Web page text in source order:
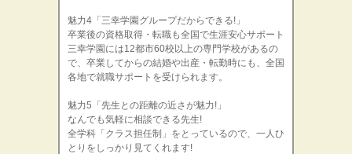
魅力4「三幸学園グループだからできる!」
卒業後の資格取得・転職も全国で生涯安心サポート
三幸学園には12都市60校以上の専門学校があるの
で、卒業してからの結婚や出産・転勤時にも、全国
各地で就職サポートを受けられます。
魅力5「先生との距離の近さが魅力!」
なんでも気軽に相談できる先生!
全学科「クラス担任制」をとっているので、一人ひ
とりをしっかり見てくれます!